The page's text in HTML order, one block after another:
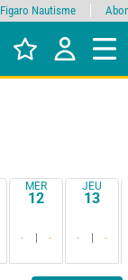
MER
12
- -
JEU
13
- -
Figaro Nautisme